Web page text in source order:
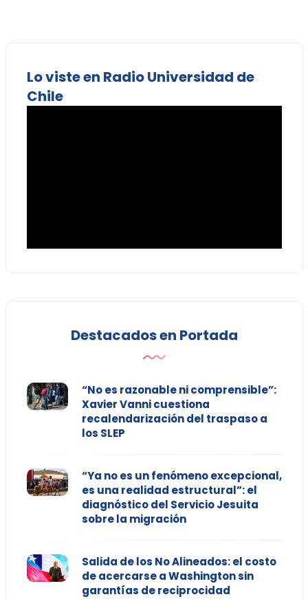
Lo viste en Radio Universidad de
Chile
Destacados en Portada
“No es razonable ni comprensible”:
Xavier Vanni cuestiona
recalendarización del traspaso a
los SLEP
“Ya no es un fenómeno excepcional,
es una realidad estructural”: el
diagnóstico del Servicio Jesuita
sobre la migración
Salida de los No Alineados: el costo
de acercarse a Washington sin
garantías de reciprocidad